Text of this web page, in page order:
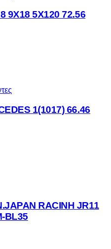
9X18 5X120 72.56
1(1017) 66.46
RACINH JR11
BL35